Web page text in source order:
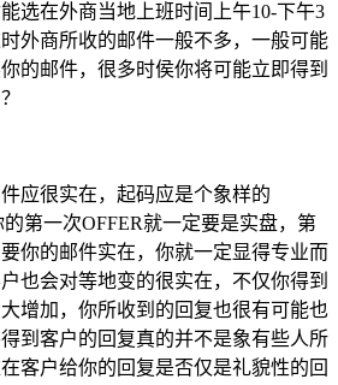
选在外商当地上班时间上午10-下午3
外商所收的邮件一般不多，一般可能
的邮件，很多时侯你将可能立即得到
应很实在，起码应是个象样的
第一次OFFER就一定要是实盘，第
你的邮件实在，你就一定显得专业而
也会对等地变的很实在，不仅你得到
增加，你所收到的回复也很有可能也
到客户的回复真的并不是象有些人所
客户给你的回复是否仅是礼貌性的回